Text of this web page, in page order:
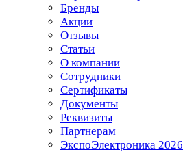
Бренды
Акции
Отзывы
Статьи
О компании
Сотрудники
Сертификаты
Документы
Реквизиты
Партнерам
ЭкспоЭлектроника 2026